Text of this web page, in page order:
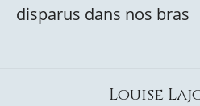
disparus dans nos bras
Louise